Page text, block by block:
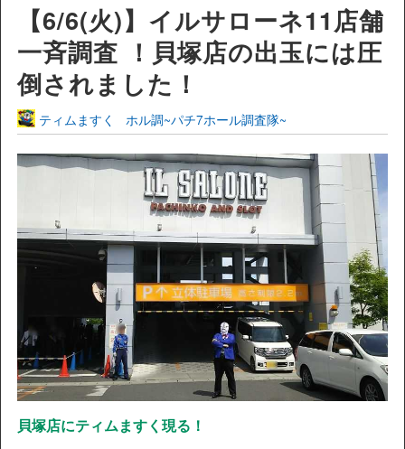
【6/6(火)】イルサローネ11店舗
一斉調査 ！貝塚店の出玉には圧
倒されました！
ティムますく ホル調~パチ7ホール調査隊~
貝塚店にティムますく現る！